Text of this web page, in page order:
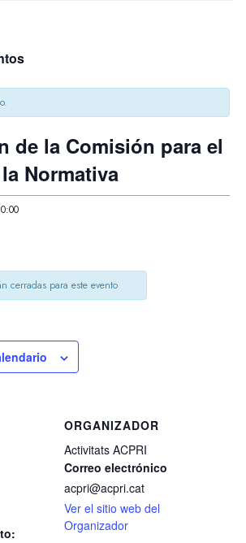
de la Comisión para el
Normativa
cerradas para este evento
ORGANIZADOR
Activitats ACPRI
Correo electrónico
acpri@acpri.cat
Ver el sitio web del
Organizador